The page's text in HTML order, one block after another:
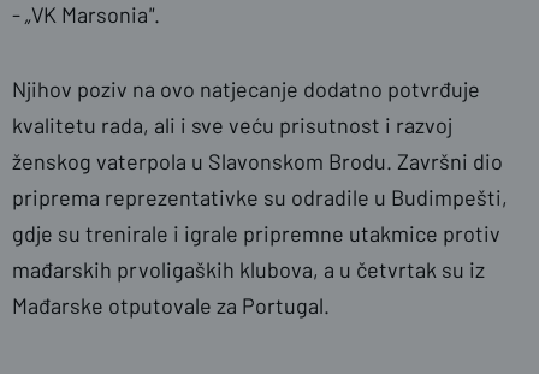
-„VK Marsonia".
Njihov poziv na ovo natjecanje dodatno potvrđuje
kvalitetu rada, ali i sve veću prisutnost i razvoj
ženskog vaterpola u Slavonskom Brodu. Završni dio
priprema reprezentativke su odradile u Budimpešti,
gdje su trenirale i igrale pripremne utakmice protiv
mađarskih prvoligaških klubova, a u četvrtak su iz
Mađarske otputovale za Portugal.